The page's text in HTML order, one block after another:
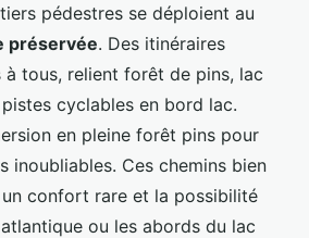
pédestres se déploient au
préservée. Des itinéraires
à tous, relient forêt de pins, lac
cyclables en bord lac.
en pleine forêt pins pour
inoubliables. Ces chemins bien
confort rare et la possibilité
atlantique ou les abords du lac